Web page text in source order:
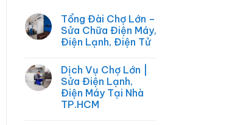
Tổng Đài Chợ Lớn –
Sửa Chữa Điện Máy,
Điện Lạnh, Điện Tử
bình
luận
ở
Tổng
Đài
Chợ
Dịch Vụ Chợ Lớn |
Sửa Điện Lạnh,
Điện Máy Tại Nhà
TP.HCM